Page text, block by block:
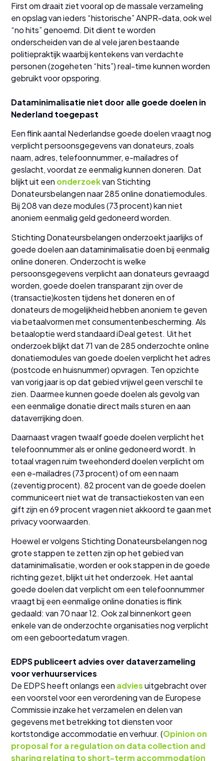
First om draait ziet vooral op de massale verzameling
en opslag van ieders “historische” ANPR-data, ook wel
“no hits” genoemd. Dit dient te worden
onderscheiden van de al vele jaren bestaande
politiepraktijk waarbij kentekens van verdachte
personen (zogeheten “hits”) real-time kunnen worden
gebruikt voor opsporing.
Dataminimalisatie niet door alle goede doelen in
Nederland toegepast
Een flink aantal Nederlandse goede doelen vraagt nog
verplicht persoonsgegevens van donateurs, zoals
naam, adres, telefoonnummer, e-mailadres of
geslacht, voordat ze eenmalig kunnen doneren. Dat
blijkt uit een onderzoekvan Stichting
Donateursbelangen naar 285 online donatiemodules.
Bij 208 van deze modules (73 procent) kan niet
anoniem eenmalig geld gedoneerd worden.
Stichting Donateursbelangen onderzoekt jaarlijks of
goede doelen aan dataminimalisatie doen bij eenmalig
online doneren. Onderzocht is welke
persoonsgegevens verplicht aan donateurs gevraagd
worden, goede doelen transparant zijn over de
(transactie)kosten tijdens het doneren en of
donateurs de mogelijkheid hebben anoniem te geven
via betaalvormen met consumentenbescherming. Als
betaaloptie werd standaard iDeal getest. Uit het
onderzoek blijkt dat 71 van de 285 onderzochte online
donatiemodules van goede doelen verplicht het adres
(postcode en huisnummer) opvragen. Ten opzichte
van vorig jaar is op dat gebied vrijwel geen verschil te
zien. Daarmee kunnen goede doelen als gevolg van
een eenmalige donatie direct mails sturen en aan
dataverrijking doen.
Daarnaast vragen twaalf goede doelen verplicht het
telefoonnummer als er online gedoneerd wordt. In
totaal vragen ruim tweehonderd doelen verplicht om
een e-mailadres (73 procent) of om een naam
(zeventig procent). 82 procent van de goede doelen
communiceert niet wat de transactiekosten van een
gift zijn en 69 procent vragen niet akkoord te gaan met
privacy voorwaarden.
Hoewel er volgens Stichting Donateursbelangen nog
grote stappen te zetten zijn op het gebied van
dataminimalisatie, worden er ook stappen in de goede
richting gezet, blijkt uit het onderzoek. Het aantal
goede doelen dat verplicht om een telefoonnummer
vraagt bij een eenmalige online donaties is flink
gedaald: van 70 naar 12. Ook zal binnenkort geen
enkele van de onderzochte organisaties nog verplicht
om een geboortedatum vragen.
EDPS publiceert advies over dataverzameling
voor verhuurservices
De EDPS heeft onlangs een adviesuitgebracht over
een voorstel voor een verordening van de Europese
Commissie inzake het verzamelen en delen van
gegevens met betrekking tot diensten voor
kortstondige accommodatie en verhuur. (Opinion on
proposal for a regulation on data collection and
sharing relating to short-term accommodation